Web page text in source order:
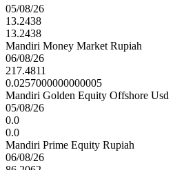
05/08/26
13.2438
13.2438
Mandiri Money Market Rupiah
06/08/26
217.4811
0.0257000000000005
Mandiri Golden Equity Offshore Usd
05/08/26
0.0
0.0
Mandiri Prime Equity Rupiah
06/08/26